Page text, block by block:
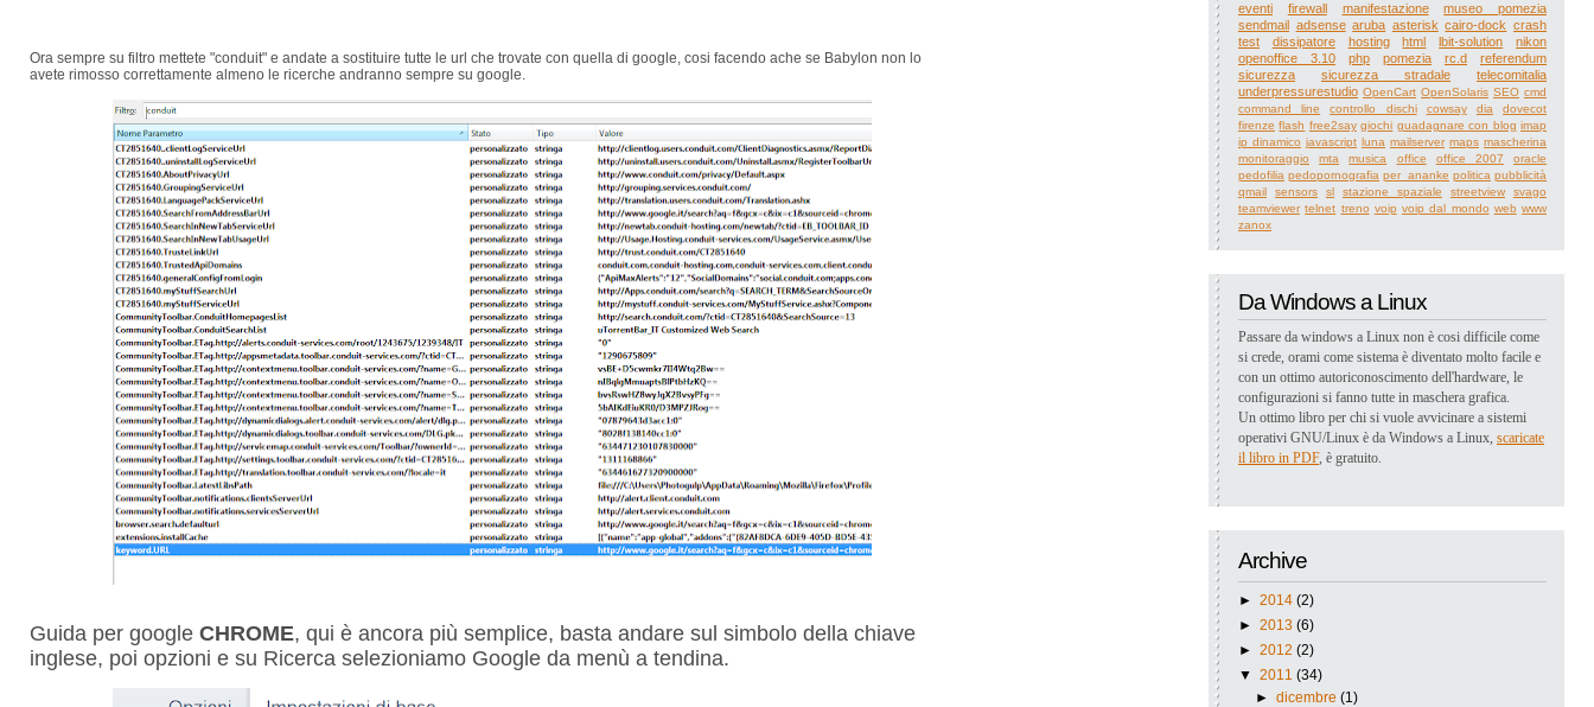
eventi
firewall manifestazione
museo pomezia
sendmail adsense aruba asterisk cairo-dock crash
test
dissipatore hosting html lbit-solution
nikon
openoffice 3.10
php pomezia rc.d
referendum
sicurezza
sicurezza stradale
telecomitalia
underpressurestudio OpenCart OpenSolaris SEO cmd
command line
controllo dischi cowsay dia
dovecot
firenze flash free2say giochi guadagnare con blog imap
ip dinamico javascript luna mailserver maps mascherina
monitoraggio
mta musica office office 2007
oracle
pedofilia pedopornografia per_ananke politica pubblicità
qmail
sensors sl stazione spaziale streetview
svago
teamviewer telnet treno voip voip dal mondo web www
zanox
Da Windows a Linux
Passare da windows a Linux non è cosi difficile come
si crede, orami come sistema è diventato molto facile e
con un ottimo autoriconoscimento dell'hardware, le
configurazioni si fanno tutte in maschera grafica.
Un ottimo libro per chi si vuole avvicinare a sistemi
operativi GNU/Linux è da Windows a Linux, scaricate
il libro in PDF, è gratuito.
Archive
► 2014 (2)
► 2013 (6)
► 2012 (2)
▼ 2011 (34)
►dicembre (1)
Ora sempre su filtro mettete "conduit" e andate a sostituire tutte le url che trovate con quella di google, cosi facendo ache se Babylon non lo
avete rimosso correttamente almeno le ricerche andranno sempre su google.
Guida per google CHROME, qui è ancora più semplice, basta andare sul simbolo della chiave
inglese, poi opzioni e su Ricerca selezioniamo Google da menù a tendina.